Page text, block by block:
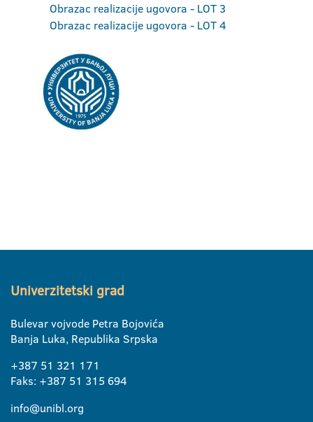
Obrazac realizacije ugovora - LOT 3
Obrazac realizacije ugovora - LOT 4
Univerzitetski grad
Bulevar vojvode Petra Bojovića
Banja Luka, Republika Srpska
+387 51 321 171
Faks: +387 51 315 694
info@unibl.org